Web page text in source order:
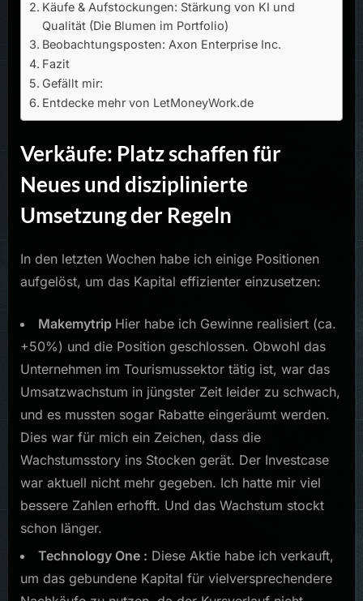
Käufe & Aufstockungen: Stärkung von KI und
Qualität (Die Blumen im Portfolio)
Beobachtungsposten: Axon Enterprise Inc.
Fazit
Gefällt mir:
Entdecke mehr von LetMoneyWork.de
Verkäufe: Platz schaffen für
Neues und disziplinierte
Umsetzung der Regeln
In den letzten Wochen habe ich einige Positionen
aufgelöst, um das Kapital effizienter einzusetzen:
Makemytrip Hier habe ich Gewinne realisiert (ca.
+50%) und die Position geschlossen. Obwohl das
Unternehmen im Tourismussektor tätig ist, war das
Umsatzwachstum in jüngster Zeit leider zu schwach,
und es mussten sogar Rabatte eingeräumt werden.
Dies war für mich ein Zeichen, dass die
Wachstumsstory ins Stocken gerät. Der Investcase
war aktuell nicht mehr gegeben. Ich hatte mir viel
bessere Zahlen erhofft. Und das Wachstum stockt
schon länger.
Technology One : Diese Aktie habe ich verkauft,
um das gebundene Kapital für vielversprechendere